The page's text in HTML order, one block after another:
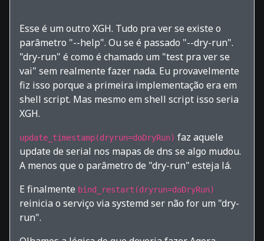
Esse é um outro XGH. Tudo pra ver se existe o
parâmetro "--help". Ou se é passado "--dry-run".
"dry-run" é como é chamado um "test pra ver se
vai" sem realmente fazer nada. Eu provavelmente
fiz isso porque a primeira implementação era em
shell script. Mas mesmo em shell script isso seria
XGH.
update_timestamp(dryrun=doDryRun) faz aquele
update de serial nos mapas de dns se algo mudou.
A menos que o parâmetro de "dry-run" esteja lá.
E finalmente bind_restart(dryrun=doDryRun)
reinicia o serviço via systemd ser não for um "dry-
run".